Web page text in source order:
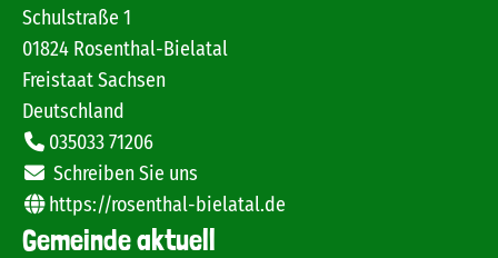
Schulstraße 1
01824 Rosenthal-Bielatal
Freistaat Sachsen
Deutschland
035033 71206
Schreiben Sie uns
https://rosenthal-bielatal.de
Gemeinde aktuell